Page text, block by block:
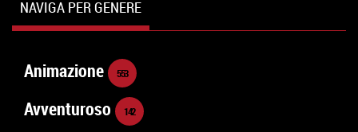
NAVIGA PER GENERE
Animazione 553
Avventuroso 142